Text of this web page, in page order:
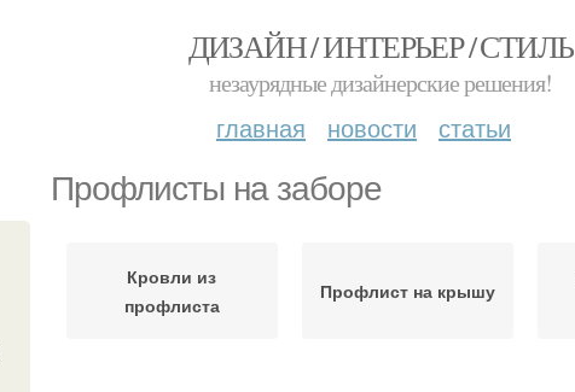
ДИЗАЙН / ИНТЕРЬЕР / СТИЛЬ
незаурядные дизайнерские решения!
главная новости статьи
Профлисты на заборе
Кровли из
профлиста
Профлист на крышу